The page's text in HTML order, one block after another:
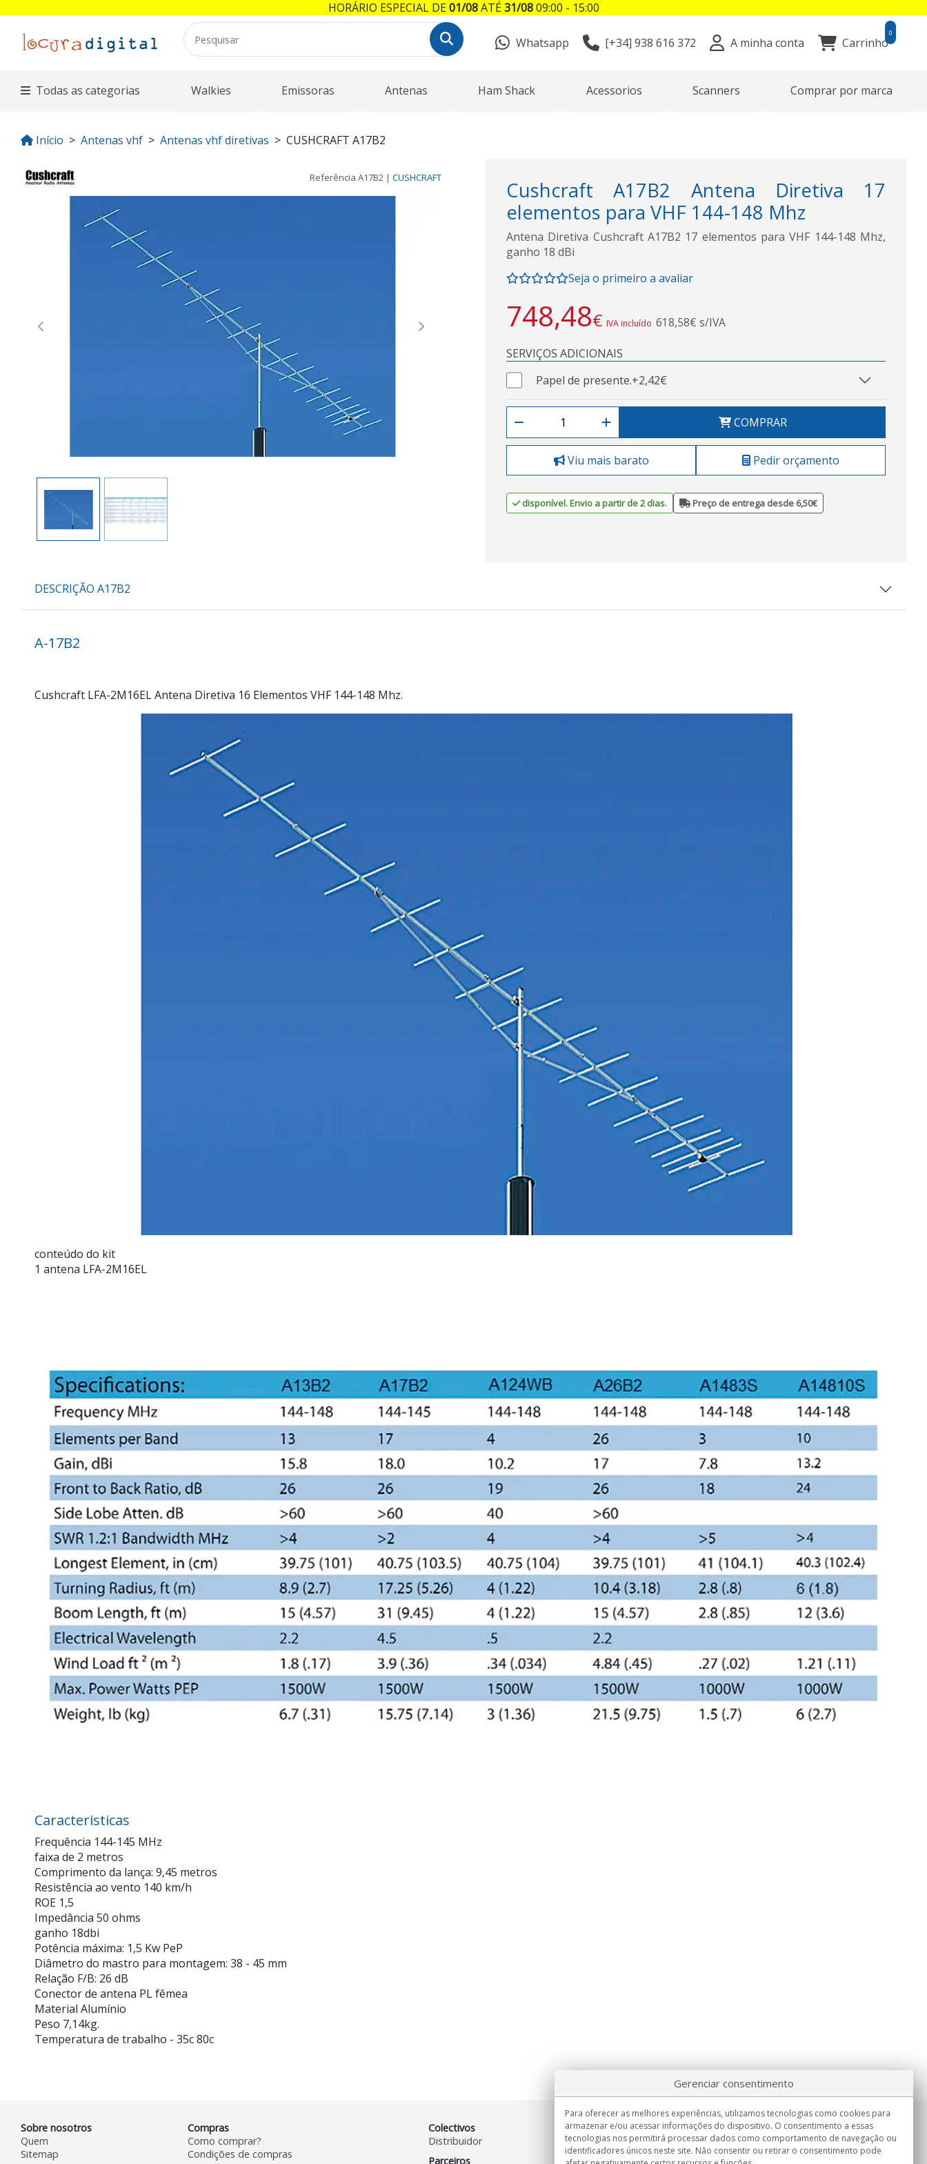
Whatsapp [+34] 938 616 372 A minha conta Carrinho
0
Todas as categorias Walkies Emissoras Antenas Ham Shack Acessorios Scanners Comprar por marca
Início Antenas vhf Antenas vhf diretivas CUSHCRAFT A17B2
Referência A17B2 | CUSHCRAFT
Previous Next
Cushcraft A17B2 Antena Diretiva 17
elementos para VHF 144-148 Mhz
Antena Diretiva Cushcraft A17B2 17 elementos para VHF 144-148 Mhz,
ganho 18 dBi
Seja o primeiro a avaliar
748,48€ IVA incluído 618,58€ s/IVA
SERVIÇOS ADICIONAIS
Papel de presente.+2,42€
COMPRAR
Viu mais barato Pedir orçamento
disponível. Envio a partir de 2 dias. Preço de entrega desde 6,50€
DESCRIÇÃO A17B2
A-17B2
Cushcraft LFA-2M16EL Antena Diretiva 16 Elementos VHF 144-148 Mhz.
conteúdo do kit
1 antena LFA-2M16EL
Caracteristicas
Frequência 144-145 MHz
faixa de 2 metros
Comprimento da lança: 9,45 metros
Resistência ao vento 140 km/h
ROE 1,5
Impedância 50 ohms
ganho 18dbi
Potência máxima: 1,5 Kw PeP
Diâmetro do mastro para montagem: 38 - 45 mm
Relação F/B: 26 dB
Conector de antena PL fêmea
Material Alumínio
Peso 7,14kg.
Temperatura de trabalho - 35c 80c
Sobre nosotros
Quem
Sitemap
Compras
Como comprar?
Condições de compras
Colectivos
Distribuidor
Parceiros
Informação
Seg.-Sex. 9:00h - 15:00h.
Entrega em
Gerenciar consentimento
Para oferecer as melhores experiências, utilizamos tecnologias como cookies para
armazenar e/ou acessar informações do dispositivo. O consentimento a essas
tecnologias nos permitirá processar dados como comportamento de navegação ou
identificadores únicos neste site. Não consentir ou retirar o consentimento pode
HORÁRIO ESPECIAL DE01/08ATÉ31/0809:00 - 15:00